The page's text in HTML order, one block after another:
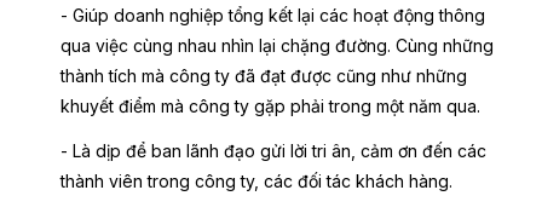
- Giúp doanh nghiệp tổng kết lại các hoạt động thông
qua việc cùng nhau nhìn lại chặng đường. Cùng những
thành tích mà công ty đã đạt được cũng như những
khuyết điểm mà công ty gặp phải trong một năm qua.
- Là dịp để ban lãnh đạo gửi lời tri ân, cảm ơn đến các
thành viên trong công ty, các đối tác khách hàng.